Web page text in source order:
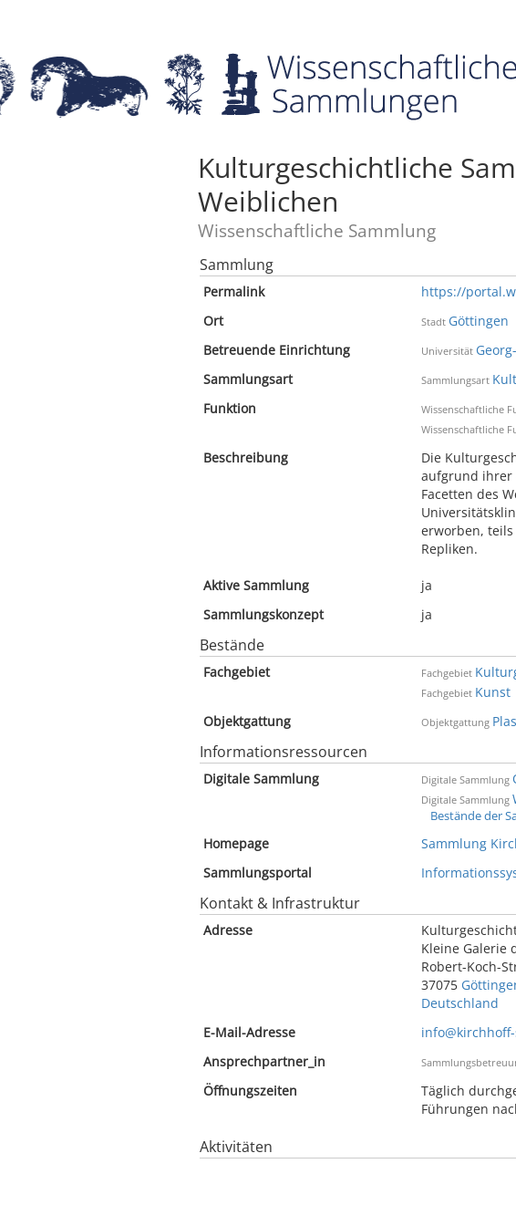
Kulturgeschichtliche
Weiblichen
Wissenschaftliche Sammlung
Sammlung
Permalink
https://
Ort
Stadt Göttingen
Betreuende Einrichtung
Universität
Sammlungsart
Sammlungsart
Funktion
Wissenschaftliche
Wissenschaftliche
Beschreibung
Die
aufgrund ihrer
Facetten des
erworben,
Repliken.
Aktive Sammlung
ja
Sammlungskonzept
ja
Bestände
Fachgebiet Fachgebiet
Fachgebiet Kunst
Objektgattung
Objektgattung
Informationsressourcen
Digitale Sammlung Digitale Sammlung
Digitale Sammlung
Bestände der
Homepage
Sammlung
Sammlungsportal
Kontakt & Infrastruktur
Adresse
Kleine Galerie
Robert-Koch-
37075
Deutschland
E-Mail-Adresse
Ansprechpartner_in
Öffnungszeiten
Täglich
Führungen
Aktivitäten